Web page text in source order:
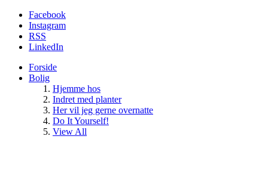
Facebook
Instagram
RSS
LinkedIn
Forside
Bolig
Hjemme hos
Indret med planter
Her vil jeg gerne overnatte
Do It Yourself!
View All